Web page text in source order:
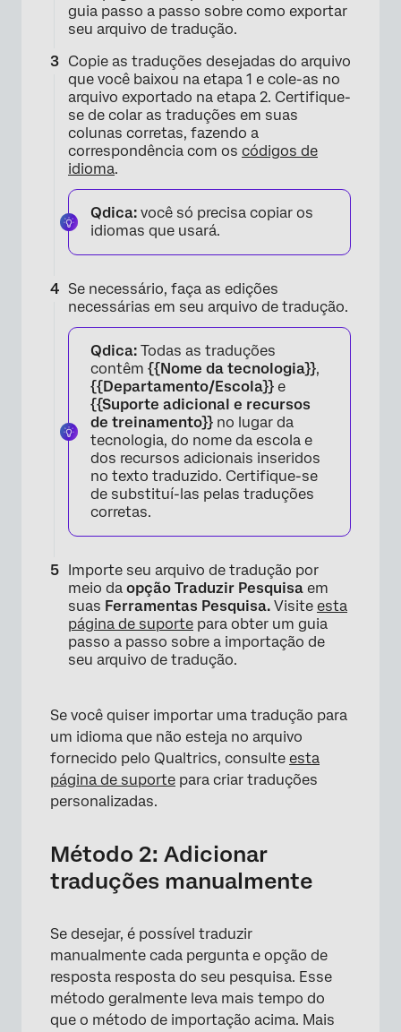
guia passo a passo sobre como exportar
seu arquivo de tradução.
Copie as traduções desejadas do arquivo
que você baixou na etapa 1 e cole-as no
arquivo exportado na etapa 2. Certifique-
se de colar as traduções em suas
colunas corretas, fazendo a
correspondência com os códigos de
idioma.
Qdica: você só precisa copiar os
idiomas que usará.
Se necessário, faça as edições
necessárias em seu arquivo de tradução.
Qdica: Todas as traduções
contêm {{Nome da tecnologia}},
{{Departamento/Escola}} e
{{Suporte adicional e recursos
de treinamento}} no lugar da
tecnologia, do nome da escola e
dos recursos adicionais inseridos
no texto traduzido. Certifique-se
de substituí-las pelas traduções
corretas.
Importe seu arquivo de tradução por
meio da opção Traduzir Pesquisa em
suas Ferramentas Pesquisa. Visite esta
página de suporte para obter um guia
passo a passo sobre a importação de
seu arquivo de tradução.
Se você quiser importar uma tradução para
um idioma que não esteja no arquivo
fornecido pelo Qualtrics, consulte esta
página de suporte para criar traduções
personalizadas.
Método 2: Adicionar
traduções manualmente
Se desejar, é possível traduzir
manualmente cada pergunta e opção de
resposta resposta do seu pesquisa. Esse
método geralmente leva mais tempo do
que o método de importação acima. Mais